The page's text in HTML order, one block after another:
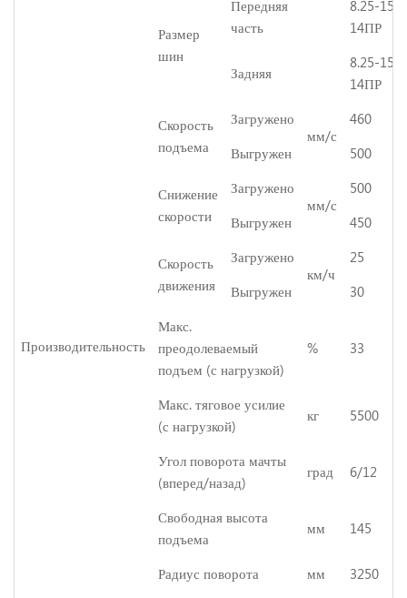
Размер
шин
Передняя
часть
8.25-15-
14ПР
Задняя
8.25-15-
14ПР
Производительность
Скорость
подъема
Загружено
мм/с
460
Выгружен
500
Снижение
скорости
Загружено
мм/с
500
Выгружен
450
Скорость
движения
Загружено
км/ч
25
Выгружен
30
Макс.
преодолеваемый
подъем (с нагрузкой)
% 33
Макс. тяговое усилие
(с нагрузкой)
кг 5500
Угол поворота мачты
(вперед/назад)
град 6/12
Свободная высота
подъема
мм 145
Радиус поворота мм 3250